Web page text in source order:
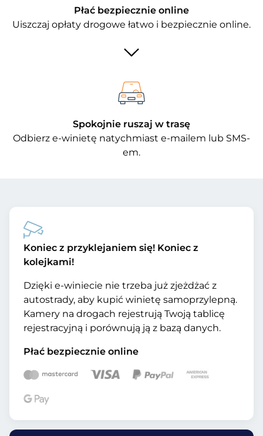
Płać bezpiecznie online
Uiszczaj opłaty drogowe łatwo i bezpiecznie online.
Spokojnie ruszaj w trasę
Odbierz e-winietę natychmiast e-mailem lub SMS-
em.
Koniec z przyklejaniem się! Koniec z
kolejkami!
Dzięki e-winiecie nie trzeba już zjeżdżać z
autostrady, aby kupić winietę samoprzylepną.
Kamery na drogach rejestrują Twoją tablicę
rejestracyjną i porównują ją z bazą danych.
Płać bezpiecznie online